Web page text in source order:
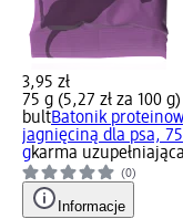
3,95 zł
75 g (5,27 zł za 100 g)
bultBatonik
jagnięciną dla psa, 75
gkarma uzupełniająca
(0)
Informacje